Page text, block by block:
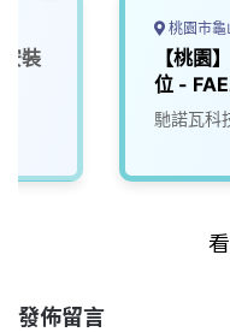
裝
桃園市龜
【桃園
位 -
馳諾瓦科
發佈留言